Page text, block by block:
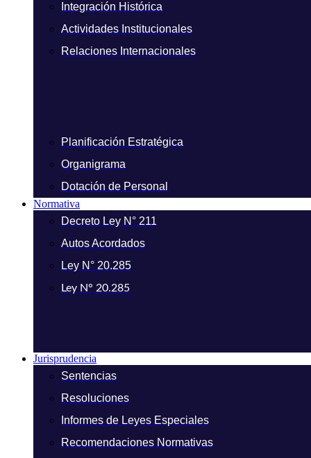
Integración Histórica
Actividades Institucionales
Relaciones Internacionales
Planificación Estratégica
Organigrama
Dotación de Personal
Normativa
Decreto Ley N° 211
Autos Acordados
Ley N° 20.285
Ley N° 20.285
Jurisprudencia
Sentencias
Resoluciones
Informes de Leyes Especiales
Recomendaciones Normativas